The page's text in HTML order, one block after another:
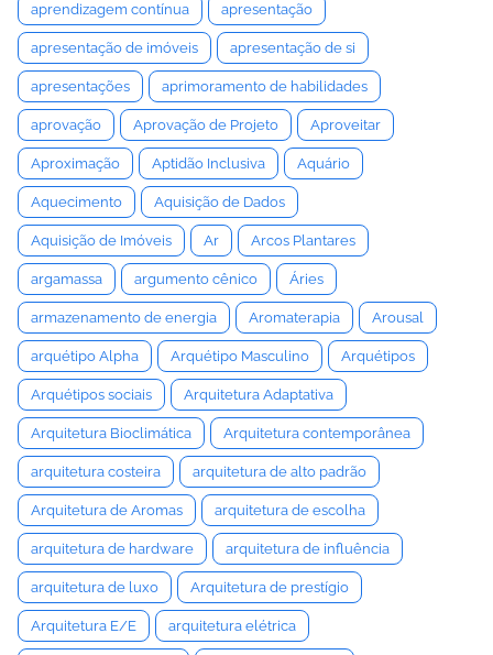
aprendizagem contínua apresentação
apresentação de imóveis apresentação de si
apresentações aprimoramento de habilidades
aprovação Aprovação de Projeto Aproveitar
Aproximação Aptidão Inclusiva Aquário
Aquecimento Aquisição de Dados
Aquisição de Imóveis Ar Arcos Plantares
argamassa argumento cênico Áries
armazenamento de energia Aromaterapia Arousal
arquétipo Alpha Arquétipo Masculino Arquétipos
Arquétipos sociais Arquitetura Adaptativa
Arquitetura Bioclimática Arquitetura contemporânea
arquitetura costeira arquitetura de alto padrão
Arquitetura de Aromas arquitetura de escolha
arquitetura de hardware arquitetura de influência
arquitetura de luxo Arquitetura de prestígio
Arquitetura E/E arquitetura elétrica